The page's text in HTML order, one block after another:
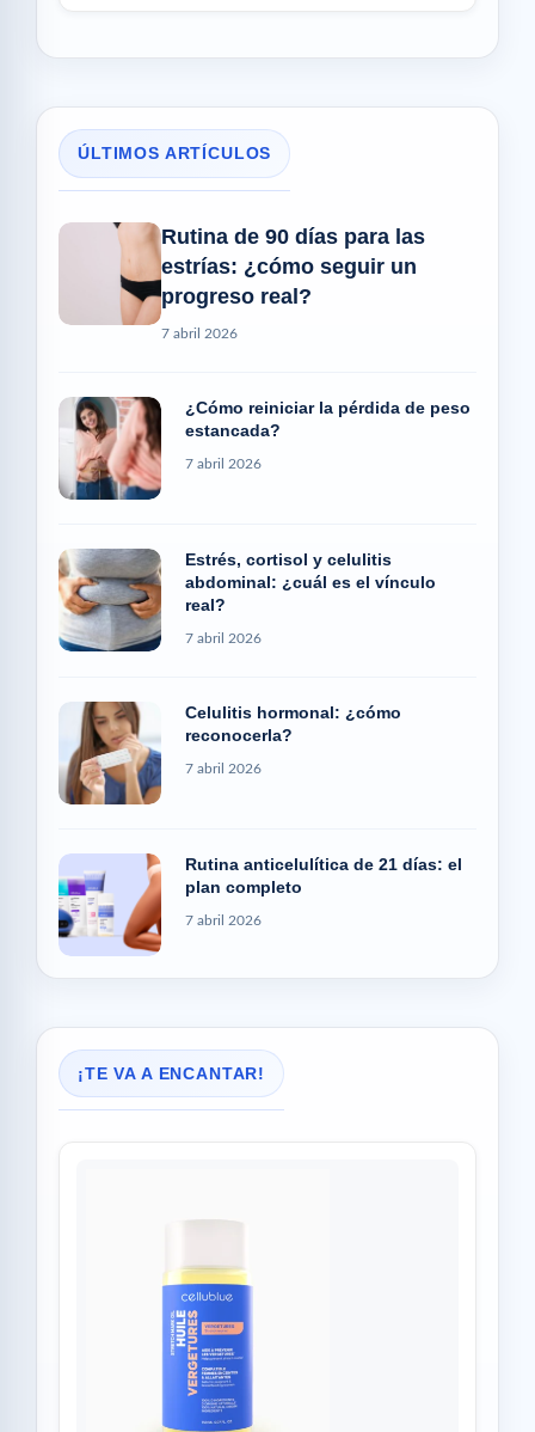
ÚLTIMOS ARTÍCULOS
Rutina de 90 días para las
estrías: ¿cómo seguir un
progreso real?
7 abril 2026
¿Cómo reiniciar la pérdida de peso
estancada?
7 abril 2026
Estrés, cortisol y celulitis
abdominal: ¿cuál es el vínculo
real?
7 abril 2026
Celulitis hormonal: ¿cómo
reconocerla?
7 abril 2026
Rutina anticelulítica de 21 días: el
plan completo
7 abril 2026
¡TE VA A ENCANTAR!